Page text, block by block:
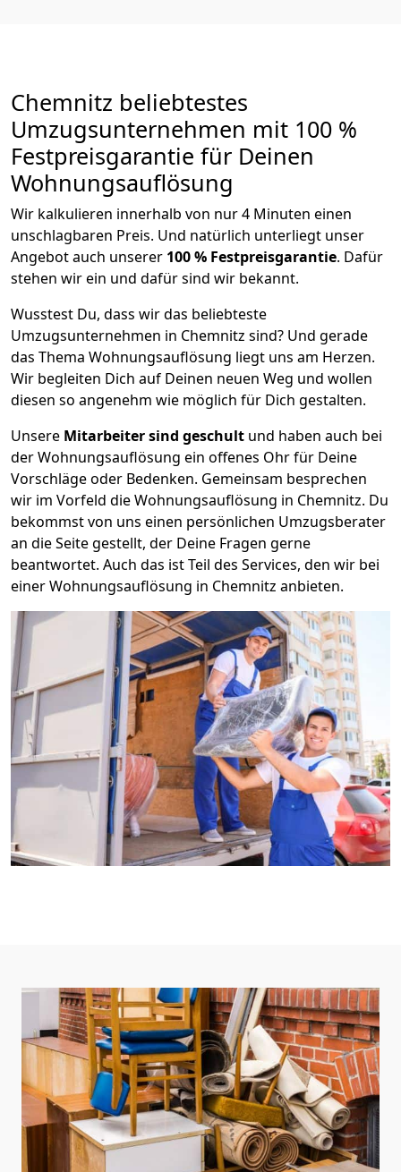
Chemnitz beliebtestes
Umzugsunternehmen mit 100 %
Festpreisgarantie für Deinen
Wohnungsauflösung
Wir kalkulieren innerhalb von nur 4 Minuten einen
unschlagbaren Preis. Und natürlich unterliegt unser
Angebot auch unserer 100 % Festpreisgarantie. Dafür
stehen wir ein und dafür sind wir bekannt.
Wusstest Du, dass wir das beliebteste
Umzugsunternehmen in Chemnitz sind? Und gerade
das Thema Wohnungsauflösung liegt uns am Herzen.
Wir begleiten Dich auf Deinen neuen Weg und wollen
diesen so angenehm wie möglich für Dich gestalten.
Unsere Mitarbeiter sind geschult und haben auch bei
der Wohnungsauflösung ein offenes Ohr für Deine
Vorschläge oder Bedenken. Gemeinsam besprechen
wir im Vorfeld die Wohnungsauflösung in Chemnitz. Du
bekommst von uns einen persönlichen Umzugsberater
an die Seite gestellt, der Deine Fragen gerne
beantwortet. Auch das ist Teil des Services, den wir bei
einer Wohnungsauflösung in Chemnitz anbieten.